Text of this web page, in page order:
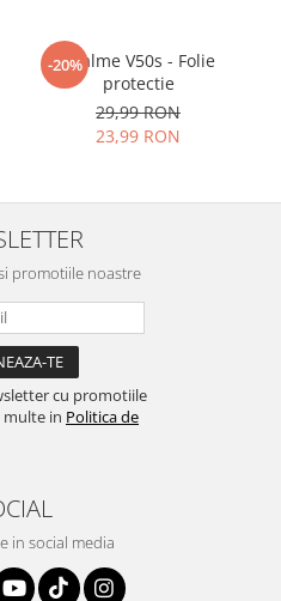
-20%
Realme V50s - Folie
protectie
29,99 RON
23,99 RON
promotiile noastre
cu promotiile
multe in Politica de
in social media